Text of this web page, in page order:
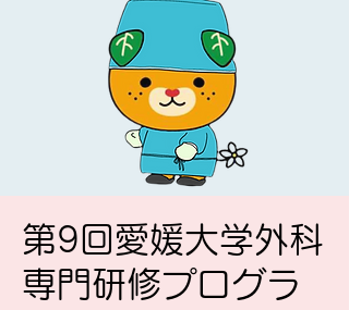
第9回愛媛大学外科
専門研修プログラ